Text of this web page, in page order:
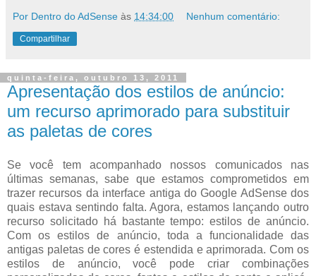
Por Dentro do AdSense às 14:34:00 Nenhum comentário:
Compartilhar
quinta-feira, outubro 13, 2011
Apresentação dos estilos de anúncio:
um recurso aprimorado para substituir
as paletas de cores
Se você tem acompanhado nossos comunicados nas
últimas semanas, sabe que estamos comprometidos em
trazer recursos da interface antiga do Google AdSense dos
quais estava sentindo falta. Agora, estamos lançando outro
recurso solicitado há bastante tempo: estilos de anúncio.
Com os estilos de anúncio, toda a funcionalidade das
antigas paletas de cores é estendida e aprimorada. Com os
estilos de anúncio, você pode criar combinações